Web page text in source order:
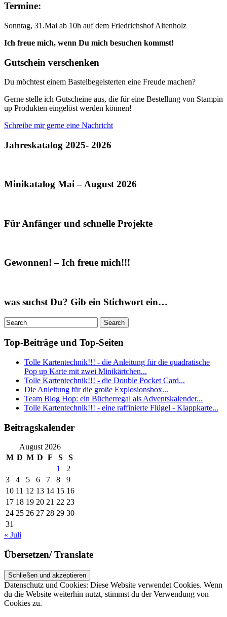
Termine:
Sonntag, 31.Mai ab 10h auf dem Friedrichshof Altenholz
Ich freue mich, wenn Du mich besuchen kommst!
Gutschein verschenken
Du möchtest einem Bastelbegeisterten eine Freude machen?
Gerne stelle ich Gutscheine aus, die für eine Bestellung von Stampin
up Produkten eingelöst werden können!
Schreibe mir gerne eine Nachricht
Jahreskatalog 2025- 2026
Minikatalog Mai – August 2026
Für Anfänger und schnelle Projekte
Gewonnen! – Ich freue mich!!!
was suchst Du? Gib ein Stichwort ein…
Top-Beiträge und Top-Seiten
Tolle Kartentechnik!!! - die Anleitung für die quadratische
Pop up Karte mit zwei Minikärtchen...
Tolle Kartentechnik!!! - die Double Pocket Card...
Die Anleitung für die große Explosionsbox...
Team Blog Hop: ein Bücherregal als Adventskalender...
Tolle Kartentechnik!!! - eine raffinierte Flügel - Klappkarte...
Beitragskalender
August 2026
M D M D F S
S
1
2
3
4 5 6 7 8
9
10 11 12 13 14 15 16
17 18 19 20 21 22 23
24 25 26 27 28 29 30
31
« Juli
Übersetzen/ Translate
Datenschutz und Cookies: Diese Website verwendet Cookies. Wenn
du die Website weiterhin nutzt, stimmst du der Verwendung von
Cookies zu.